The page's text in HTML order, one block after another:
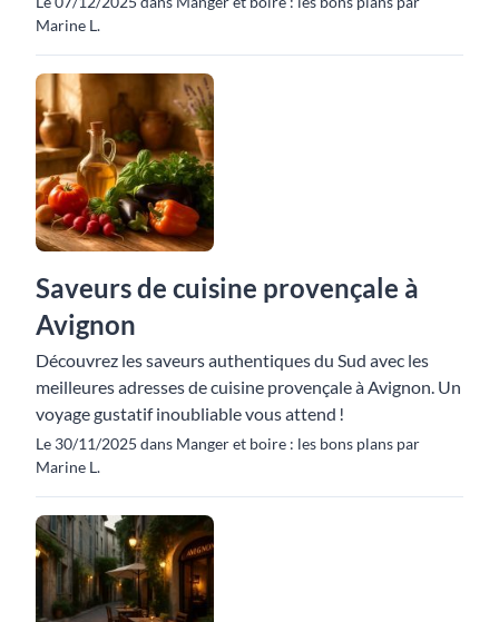
Marine L.
Saveurs de cuisine provençale à
Avignon
Découvrez les saveurs authentiques du Sud avec les
meilleures adresses de cuisine provençale à Avignon. Un
voyage gustatif inoubliable vous attend !
Le 30/11/2025 dans Manger et boire : les bons plans par
Marine L.